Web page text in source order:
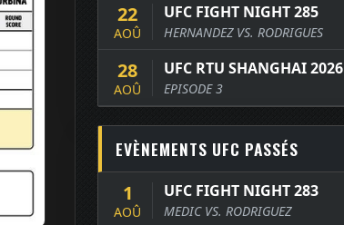
22
AOÛ
UFC FIGHT NIGHT 285
HERNANDEZ VS. RODRIGUES
28
AOÛ
UFC RTU SHANGHAI 2026
EPISODE 3
EVÈNEMENTS UFC PASSÉS
1
AOÛ
UFC FIGHT NIGHT 283
MEDIC VS. RODRIGUEZ